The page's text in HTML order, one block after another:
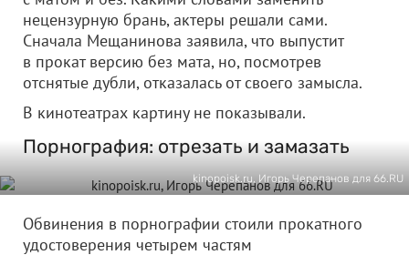
нецензурную брань, актеры решали сами.
Сначала Мещанинова заявила, что выпустит
в прокат версию без мата, но, посмотрев
отснятые дубли, отказалась от своего замысла.
В кинотеатрах картину не показывали.
Порнография: отрезать и замазать
kinopoisk.ru, Игорь Черепанов для 66.RU
Обвинения в порнографии стоили прокатного
удостоверения четырем частям